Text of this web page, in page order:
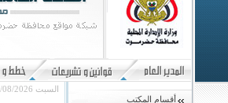
السبت 08/08/2026
أقسام المكتب